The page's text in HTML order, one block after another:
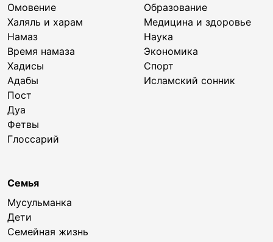
Омовение
Халяль и харам
Намаз
Время намаза
Хадисы
Адабы
Пост
Дуа
Фетвы
Глоссарий
Образование
Медицина и здоровье
Наука
Экономика
Спорт
Исламский сонник
Семья
Мусульманка
Дети
Семейная жизнь